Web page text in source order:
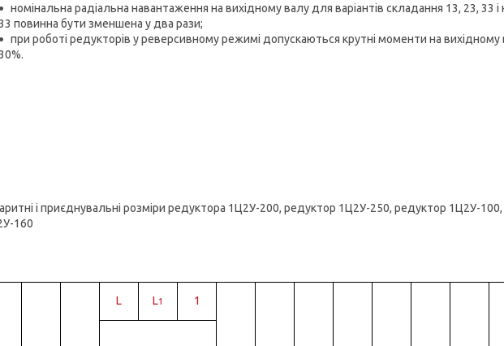
номінальна радіальна навантаження на вихідному валу для варіантів складання 13, 23, 33
повинна бути зменшена у два рази;
при роботі редукторів у реверсивному режимі допускаються крутні моменти на вихідному
і приєднувальні розміри редуктора 1Ц2У-200, редуктор 1Ц2У-250, редуктор 1Ц2У-
160
L L1 1